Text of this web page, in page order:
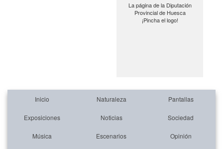
La página de la Diputación
Provincial de Huesca
¡Pincha el logo!
Inicio Naturaleza Pantallas
Exposiciones Noticias Sociedad
Música Escenarios Opinión